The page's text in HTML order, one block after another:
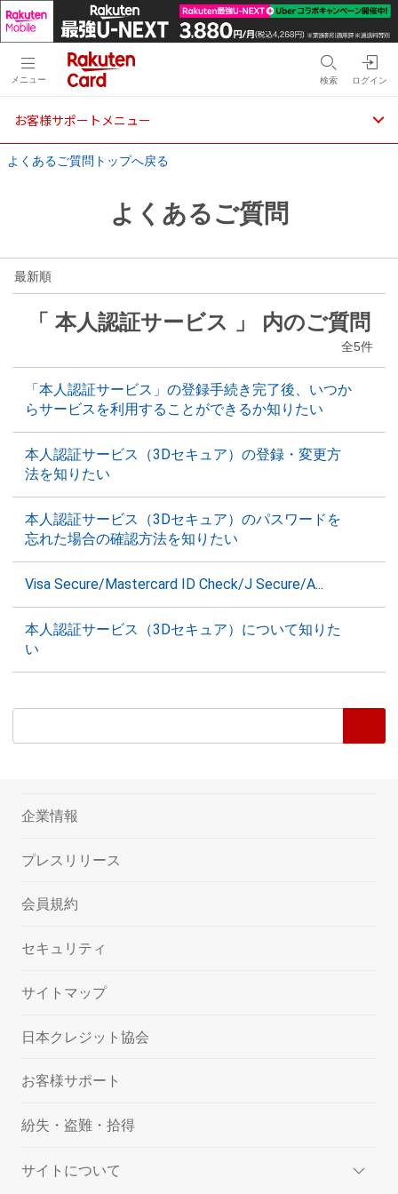
メニュー 検索 ログイン
お客様サポートメニュー
よくあるご質問トップへ戻る
よくあるご質問
最新順
「 本人認証サービス 」 内のご質問
全5件
「本人認証サービス」の登録手続き完了後、いつか
らサービスを利用することができるか知りたい
本人認証サービス（3Dセキュア）の登録・変更方
法を知りたい
本人認証サービス（3Dセキュア）のパスワードを
忘れた場合の確認方法を知りたい
Visa Secure/Mastercard ID Check/J Secure/A...
本人認証サービス（3Dセキュア）について知りた
い
企業情報
プレスリリース
会員規約
セキュリティ
サイトマップ
日本クレジット協会
お客様サポート
紛失・盗難・拾得
サイトについて